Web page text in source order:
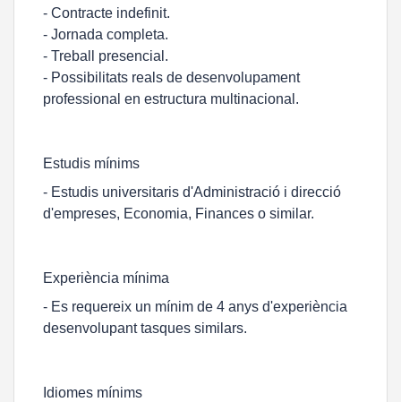
- Contracte indefinit.
- Jornada completa.
- Treball presencial.
- Possibilitats reals de desenvolupament
professional en estructura multinacional.
Estudis mínims
- Estudis universitaris d'Administració i direcció
d'empreses, Economia, Finances o similar.
Experiència mínima
- Es requereix un mínim de 4 anys d'experiència
desenvolupant tasques similars.
Idiomes mínims